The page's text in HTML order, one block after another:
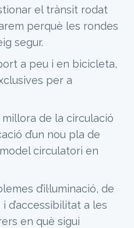
el trànsit rodat
perquè les rondes
segur.
a peu i en bicicleta,
per a
de la circulació
d’un nou pla de
circulatori en
d’il·luminació, de
d’accessibilitat a les
en què sigui